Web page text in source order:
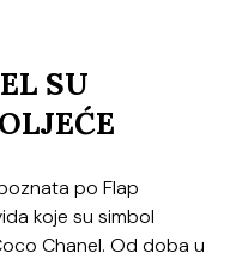
SU
po Flap
koje su simbol
Chanel. Od doba u